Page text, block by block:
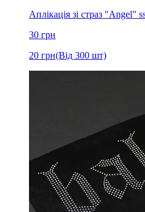
Аплікація зі страз "Angel"
30 грн
20 грн(Від 300 шт)